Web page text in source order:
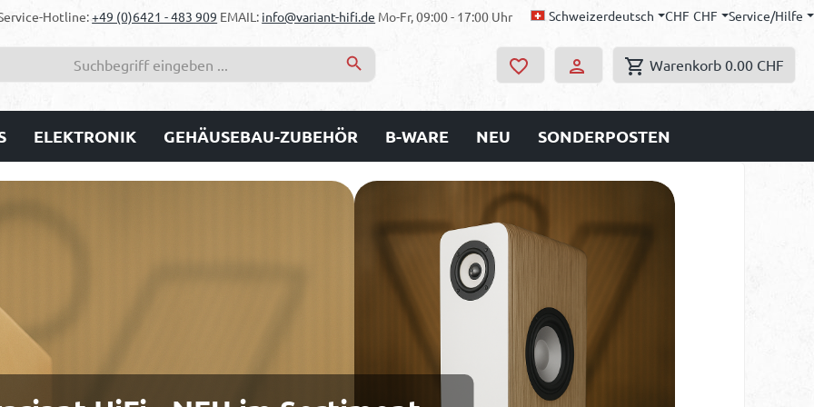
Hotline:+49 (0)6421 - 483 909 EMAIL: info@variant-hifi.de Mo-Fr, 09:00 - 17:00 Uhr Schweizerdeutsch CHF CHF Service/Hilfe
Warenkorb 0.00 CHF
ELEKTRONIK GEHÄUSEBAU-ZUBEHÖR B-WARE NEU SONDERPOSTEN